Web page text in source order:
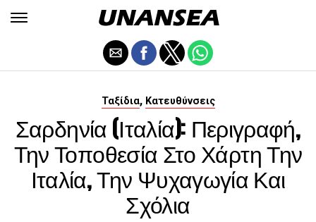
Ταξίδια, Κατευθύνσεις
Σαρδηνία (Ιταλία): Περιγραφή,
Την Τοποθεσία Στο Χάρτη Την
Ιταλία, Την Ψυχαγωγία Και
Σχόλια